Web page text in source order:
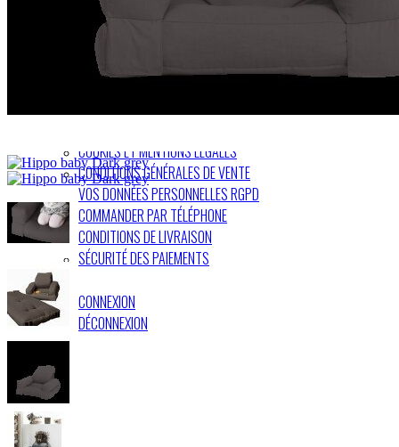
COOKIES ET MENTIONS LÉGALES
CONDITIONS GÉNÉRALES DE VENTE
VOS DONNÉES PERSONNELLES RGPD
COMMANDER PAR TÉLÉPHONE
CONDITIONS DE LIVRAISON
SÉCURITÉ DES PAIEMENTS
CONNEXION
DÉCONNEXION